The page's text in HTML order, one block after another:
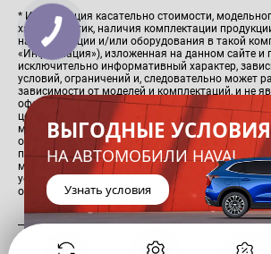
* Информация касательно стоимости,
характеристик, наличия комплектации
наличия опции и/или оборудования в такой
«Информация»), изложенная на данном сайте и
исключительно информативный характер,
условий, ограничений и, следовательно может
зависимости от моделей и комплектаций, и не
офертой, согласно ст. 447 Гражданского
цены и Информация изложенные на данном
могут, без предварительного уведомления со
отличаться от фактических цен и информаций
продаж, в связи с чем подробную и
можете получить у официального Дилера в
условия приобретения какого-либо автомобиля
определяются в соответствующих договорах
ВЫГОДНЫЕ УСЛОВИЯ
НА АВТОМОБИЛИ HAVAL
Узнать условия